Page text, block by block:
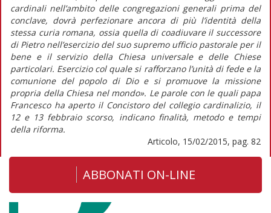
cardinali nell’ambito delle congregazioni generali prima del
conclave, dovrà perfezionare ancora di più l’identità della
stessa curia romana, ossia quella di coadiuvare il successore
di Pietro nell’esercizio del suo supremo ufficio pastorale per il
bene e il servizio della Chiesa universale e delle Chiese
particolari. Esercizio col quale si rafforzano l’unità di fede e la
comunione del popolo di Dio e si promuove la missione
propria della Chiesa nel mondo». Le parole con le quali papa
Francesco ha aperto il Concistoro del collegio cardinalizio, il
12 e 13 febbraio scorso, indicano finalità, metodo e tempi
della riforma.
Articolo, 15/02/2015, pag. 82
ABBONATI ON-LINE